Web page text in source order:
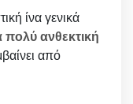
ίνα γενικά
ανθεκτική
από